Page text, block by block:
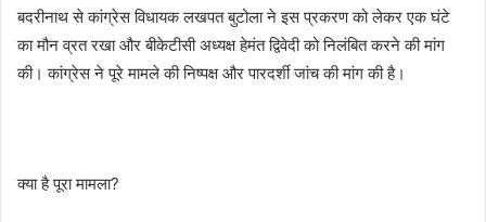
बदरीनाथ से कांग्रेस विधायक लखपत बुटोला ने इस प्रकरण को लेकर एक घंटे
का मौन व्रत रखा और बीकेटीसी अध्यक्ष हेमंत द्विवेदी को निलंबित करने की मांग
की। कांग्रेस ने पूरे मामले की निष्पक्ष और पारदर्शी जांच की मांग की है।
क्या है पूरा मामला?